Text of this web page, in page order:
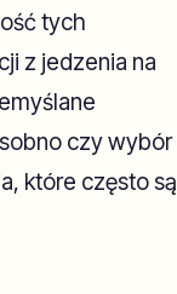
tych
z jedzenia na
czy wybór
które często są